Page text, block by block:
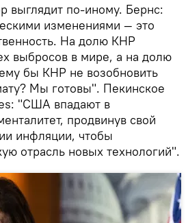
выглядит по-иному. Бернс:
изменениями — это
На долю КНР
выбросов в мире, а на долю
бы КНР не возобновить
Мы готовы". Пекинское
"США впадают в
продвинув свой
инфляции, чтобы
отрасль новых технологий".